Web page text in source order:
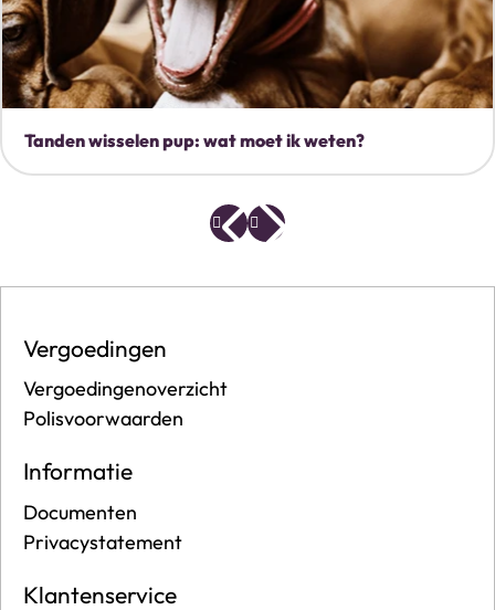
Tanden wisselen pup: wat moet ik weten?
Vergoedingen
Vergoedingenoverzicht
Polisvoorwaarden
Informatie
Documenten
Privacystatement
Klantenservice